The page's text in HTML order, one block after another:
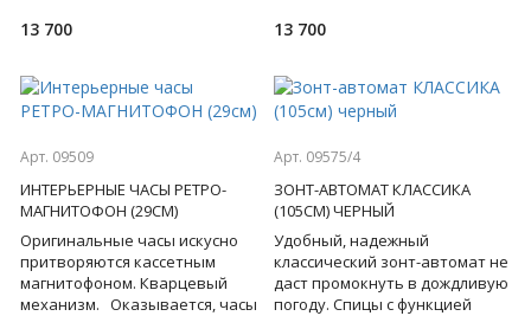
13 700 13 700
Арт. 09509
ИНТЕРЬЕРНЫЕ ЧАСЫ РЕТРО-
МАГНИТОФОН (29СМ)
Оригинальные часы искусно
притворяются кассетным
магнитофоном. Кварцевый
механизм. Оказывается, часы
Арт. 09575/4
ЗОНТ-АВТОМАТ КЛАССИКА
(105СМ) ЧЕРНЫЙ
Удобный, надежный
классический зонт-автомат не
даст промокнуть в дождливую
погоду. Спицы с функцией